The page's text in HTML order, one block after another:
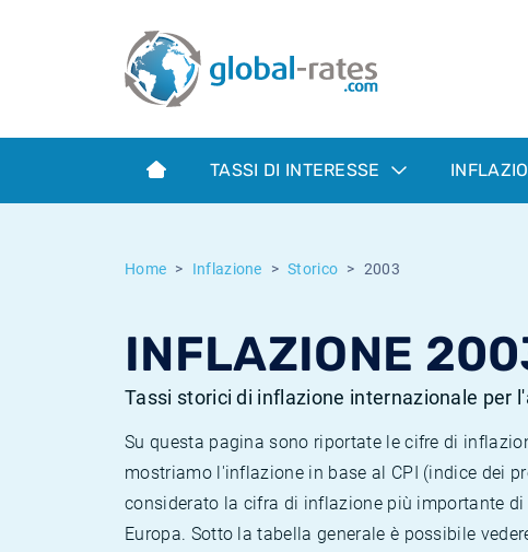
TASSI DI INTERESSE
Home Inflazione Storico 2003
INFLAZIONE
Tassi storici di inflazione internazionale per
Su questa pagina sono riportate le cifre di
mostriamo l'inflazione in base al CPI (indice dei
considerato la cifra di inflazione più importante di
Europa. Sotto la tabella generale è possibile
Term SOFR
Cos'è l'inflazione CPI?
Cos'è l'inflazione HICP?
Inflazione Svizzera
Tassi storici Euribor
Tassi storici di ESTER
Tassi di inflazione storici
Calcolatore dell’inflazione